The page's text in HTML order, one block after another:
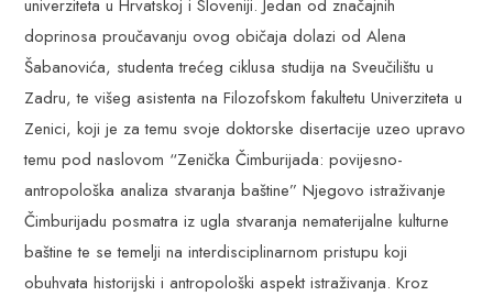
univerziteta u Hrvatskoj i Sloveniji. Jedan od značajnih
doprinosa proučavanju ovog običaja dolazi od Alena
Šabanovića, studenta trećeg ciklusa studija na Sveučilištu u
Zadru, te višeg asistenta na Filozofskom fakultetu Univerziteta u
Zenici, koji je za temu svoje doktorske disertacije uzeo upravo
temu pod naslovom “Zenička Čimburijada: povijesno-
antropološka analiza stvaranja baštine” Njegovo istraživanje
Čimburijadu posmatra iz ugla stvaranja nematerijalne kulturne
baštine te se temelji na interdisciplinarnom pristupu koji
obuhvata historijski i antropološki aspekt istraživanja. Kroz